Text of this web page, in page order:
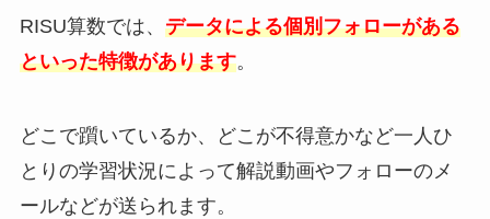
RISU算数では、 データによる個別フォローがある
といった特徴があります。
どこで躓いているか、どこが不得意かなど一人ひ
とりの学習状況によって解説動画やフォローのメ
ールなどが送られます。